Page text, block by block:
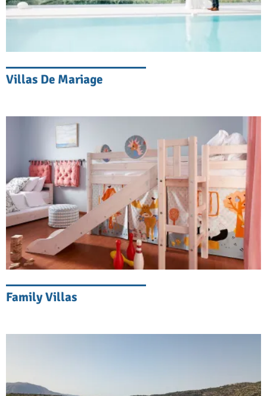
Villas De Mariage
Family Villas